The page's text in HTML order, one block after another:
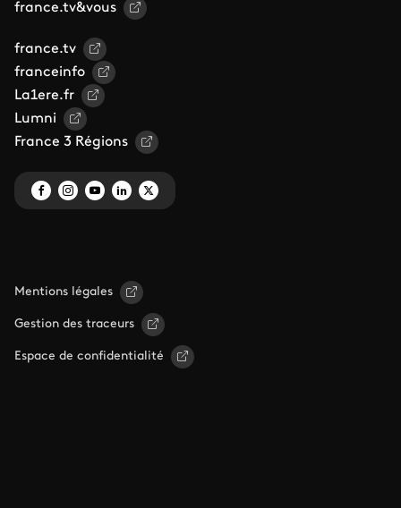
france.tv&vous
france.tv
franceinfo
La1ere.fr
Lumni
France 3 Régions
Mentions légales
Gestion des traceurs
Espace de confidentialité